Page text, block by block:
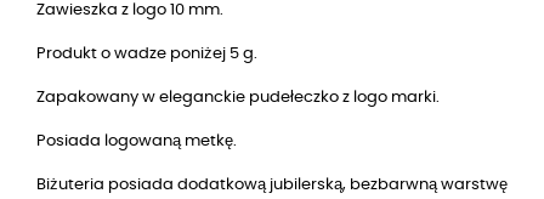
Zawieszka z logo 10 mm.
Produkt o wadze poniżej 5 g.
Zapakowany w eleganckie pudełeczko z logo marki.
Posiada logowaną metkę.
Biżuteria posiada dodatkową jubilerską, bezbarwną warstwę